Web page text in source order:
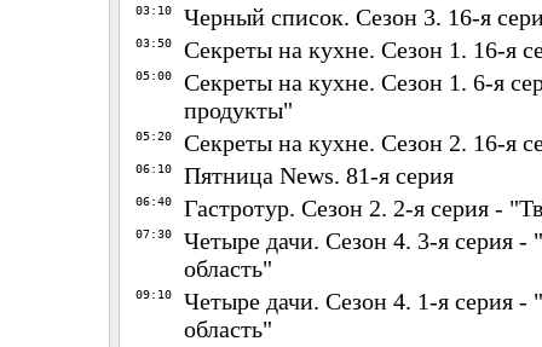
03:10 Черный список. Сезон 3. 16-я
03:50 Секреты на кухне. Сезон 1. 16-я
05:00
Секреты на кухне. Сезон 1. 6-я
продукты"
05:20 Секреты на кухне. Сезон 2. 16-я
06:10 Пятница News. 81-я серия
06:40 Гастротур. Сезон 2. 2-я серия -
07:30
Четыре дачи. Сезон 4. 3-я серия -
область"
09:10
Четыре дачи. Сезон 4. 1-я серия -
область"